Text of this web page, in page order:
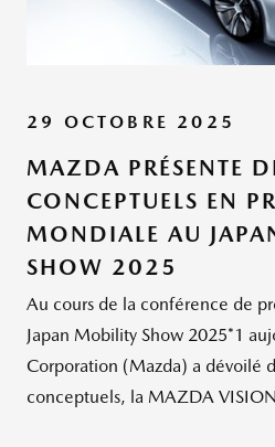
29 OCTOBRE 2025
MAZDA PRÉSENTE
CONCEPTUELS EN
MONDIALE AU
SHOW 2025
Au cours de la conférence de
Japan Mobility Show 2025*1
Corporation (Mazda) a dévoilé
conceptuels, la MAZDA